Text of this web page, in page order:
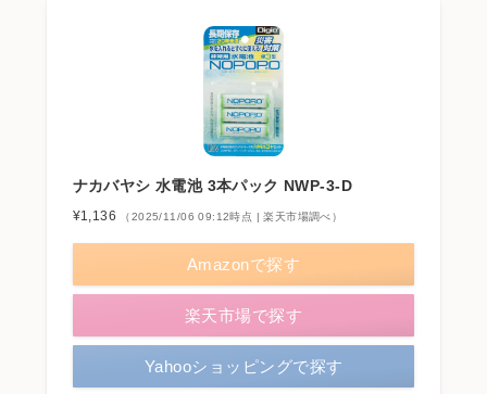
ナカバヤシ 水電池 3本パック NWP-3-D
¥1,136 （2025/11/06 09:12時点 | 楽天市場調べ）
Amazonで探す
楽天市場で探す
Yahooショッピングで探す